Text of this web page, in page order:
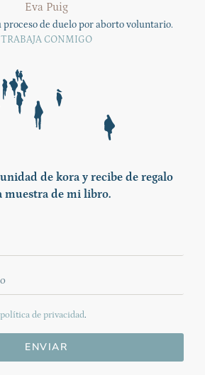
Eva Puig
proceso de duelo por aborto voluntario.
TRABAJA CONMIGO
de kora y recibe de regalo
muestra de mi libro.
política de privacidad.
ENVIAR